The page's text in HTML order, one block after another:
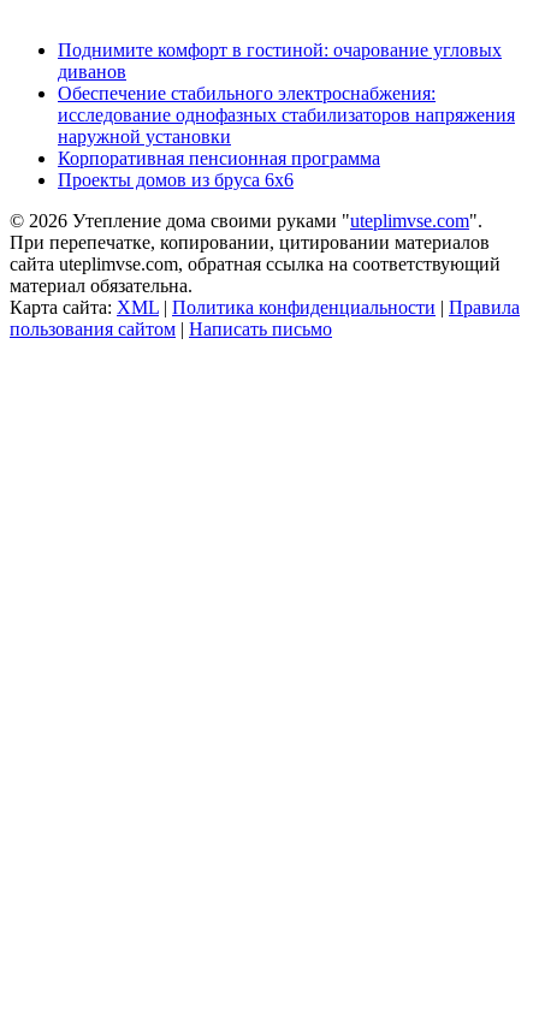
Поднимите комфорт в гостиной: очарование угловых
диванов
Обеспечение стабильного электроснабжения:
исследование однофазных стабилизаторов напряжения
наружной установки
Корпоративная пенсионная программа
Проекты домов из бруса 6х6
© 2026 Утепление дома своими руками "uteplimvse.com".
При перепечатке, копировании, цитировании материалов
сайта uteplimvse.com, обратная ссылка на соответствующий
материал обязательна.
Карта сайта: XML | Политика конфиденциальности | Правила
пользования сайтом | Написать письмо